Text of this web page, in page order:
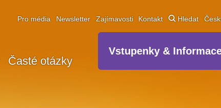
Časté otázky
Pro média Newsletter Zajímavosti Kontakt Hledat
Vstupenky &